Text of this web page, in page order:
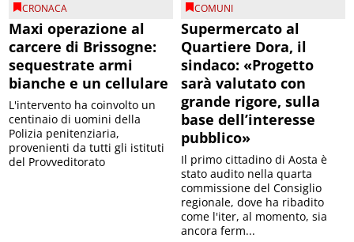
CRONACA
Maxi operazione al
carcere di Brissogne:
sequestrate armi
bianche e un cellulare
L'intervento ha coinvolto un
centinaio di uomini della
Polizia penitenziaria,
provenienti da tutti gli istituti
del Provveditorato
COMUNI
Supermercato al
Quartiere Dora, il
sindaco: «Progetto
sarà valutato con
grande rigore, sulla
base dell’interesse
pubblico»
Il primo cittadino di Aosta è
stato audito nella quarta
commissione del Consiglio
regionale, dove ha ribadito
come l'iter, al momento, sia
ancora ferm...